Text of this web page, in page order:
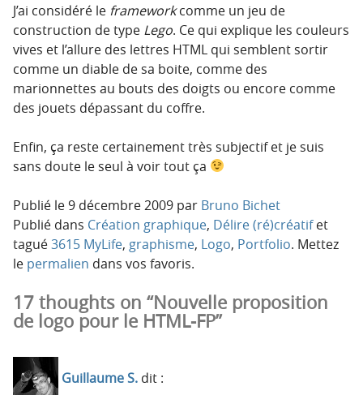
J’ai considéré le frameworkcomme un jeu de
construction de type Lego. Ce qui explique les couleurs
vives et l’allure des lettres HTML qui semblent sortir
comme un diable de sa boite, comme des
marionnettes au bouts des doigts ou encore comme
des jouets dépassant du coffre.
Enfin, ça reste certainement très subjectif et je suis
sans doute le seul à voir tout ça
Publié le9 décembre 2009 par Bruno Bichet
Publié dans Création graphique, Délire (ré)créatifet
tagué3615 MyLife, graphisme, Logo, Portfolio. Mettez
le permalien dans vos favoris.
17 thoughts on “Nouvelle proposition
de logo pour le HTML-FP”
Guillaume S. dit :